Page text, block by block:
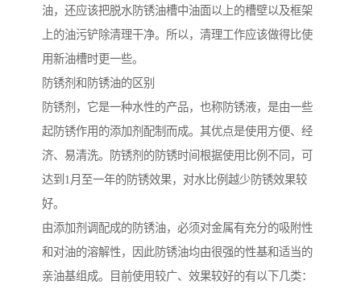
油，还应该把脱水防锈油槽中油面以上的槽壁以及框架
上的油污铲除清理干净。所以，清理工作应该做得比使
用新油槽时更一些。
防锈剂和防锈油的区别
防锈剂，它是一种水性的产品，也称防锈液，是由一些
起防锈作用的添加剂配制而成。其优点是使用方便、经
济、易清洗。防锈剂的防锈时间根据使用比例不同，可
达到1月至一年的防锈效果，对水比例越少防锈效果较
好。
由添加剂调配成的防锈油，必须对金属有充分的吸附性
和对油的溶解性，因此防锈油均由很强的性基和适当的
亲油基组成。目前使用较广、效果较好的有以下几类：